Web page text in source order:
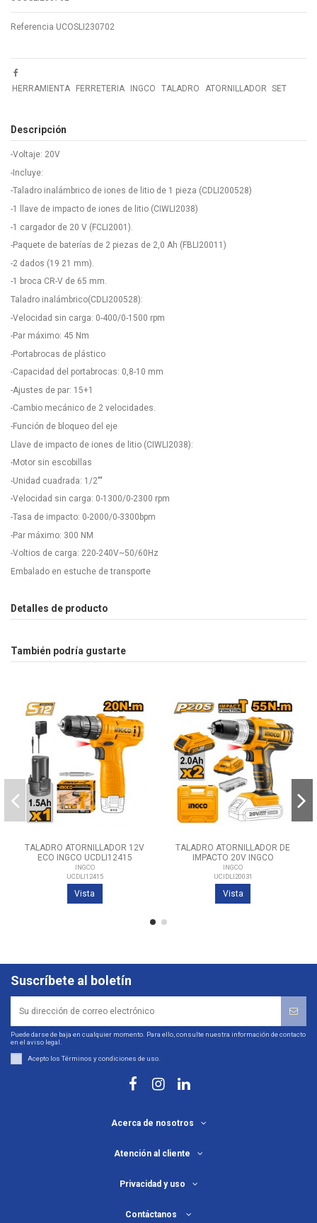
Referencia UCOSLI230702
HERRAMIENTA FERRETERIA INGCO TALADRO ATORNILLADOR SET
Descripción
-Voltaje: 20V
-Incluye:
-Taladro inalámbrico de iones de litio de 1 pieza (CDLI200528)
-1 llave de impacto de iones de litio (CIWLI2038)
-1 cargador de 20 V (FCLI2001).
-Paquete de baterías de 2 piezas de 2,0 Ah (FBLI20011)
-2 dados (19 21 mm).
-1 broca CR-V de 65 mm.
Taladro inalámbrico(CDLI200528):
-Velocidad sin carga: 0-400/0-1500 rpm
-Par máximo: 45 Nm
-Portabrocas de plástico
-Capacidad del portabrocas: 0,8-10 mm
-Ajustes de par: 15+1
-Cambio mecánico de 2 velocidades.
-Función de bloqueo del eje
Llave de impacto de iones de litio (CIWLI2038):
-Motor sin escobillas
-Unidad cuadrada: 1/2""
-Velocidad sin carga: 0-1300/0-2300 rpm
-Tasa de impacto: 0-2000/0-3300bpm
-Par máximo: 300 NM
-Voltios de carga: 220-240V~50/60Hz
Embalado en estuche de transporte
Detalles de producto
También podría gustarte
TALADRO ATORNILLADOR 12V
ECO INGCO UCDLI12415
INGCO
UCDLI12415
Vista
TALADRO ATORNILLADOR DE
IMPACTO 20V INGCO
UCIDLI20031
INGCO
UCIDLI20031
Vista
Suscríbete al boletín
Puede darse de baja en cualquier momento. Para ello, consulte nuestra información de contacto
en el aviso legal.
Acepto los Términos y condiciones de uso
Acerca de nosotros
Atención al cliente
Privacidad y uso
Contáctanos